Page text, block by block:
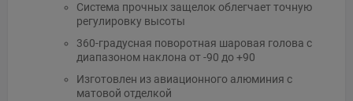
Система прочных защелок облегчает точную
регулировку высоты
360-градусная поворотная шаровая голова с
диапазоном наклона от -90 до +90
Изготовлен из авиационного алюминия с
матовой отделкой